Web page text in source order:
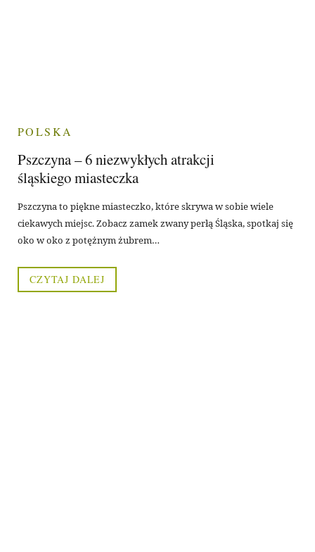
POLSKA
Pszczyna – 6 niezwykłych atrakcji
śląskiego miasteczka
Pszczyna to piękne miasteczko, które skrywa w sobie wiele
ciekawych miejsc. Zobacz zamek zwany perłą Śląska, spotkaj się
oko w oko z potężnym żubrem…
CZYTAJ DALEJ